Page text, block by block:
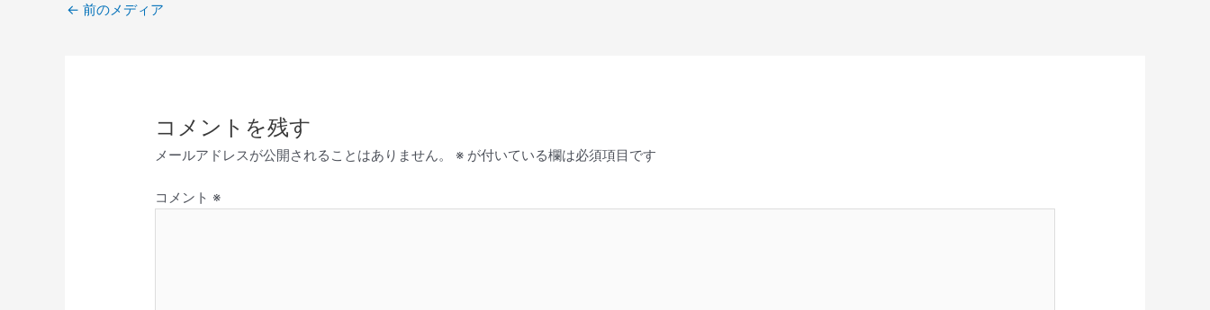
← 前のメディア
コメントを残す
メールアドレスが公開されることはありません。 ※ が付いている欄は必須項目です
コメント ※